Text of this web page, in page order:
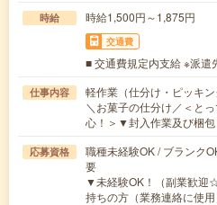
時給 時給1,500円～1,875円
交通費
■ 交通費規定内支給 ※派遣
仕事内容
軽作業（仕分け・ピッキン
＼お菓子の仕分け／＜と
心！＞▼封入作業及び梱
応募資格
職種未経験OK / ブランク
要
▼未経験OK！（副業歓
持ちの方（業務連絡に使